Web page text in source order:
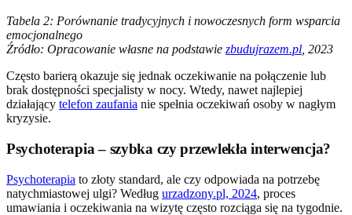
Tabela 2: Porównanie tradycyjnych i nowoczesnych form wsparcia
emocjonalnego
Źródło: Opracowanie własne na podstawie zbudujrazem.pl , 2023
Często barierą okazuje się jednak oczekiwanie na połączenie lub
brak dostępności specjalisty w nocy. Wtedy, nawet najlepiej
działający telefon zaufania nie spełnia oczekiwań osoby w nagłym
kryzysie.
Psychoterapia – szybka czy przewlekła interwencja?
Psychoterapia to złoty standard, ale czy odpowiada na potrzebę
natychmiastowej ulgi? Według urzadzony.pl, 2024, proces
umawiania i oczekiwania na wizytę często rozciąga się na tygodnie.